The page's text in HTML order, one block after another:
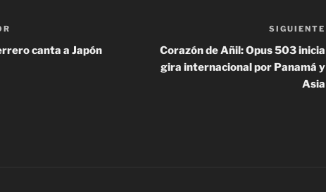
canta a Japón
SIGUIENTE
Corazón de Añil: Opus 503 inicia
gira internacional por Panamá y
Asia